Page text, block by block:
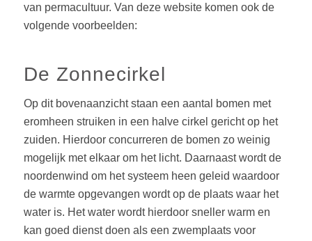
van permacultuur. Van deze website komen ook de
volgende voorbeelden:
De Zonnecirkel
Op dit bovenaanzicht staan een aantal bomen met
eromheen struiken in een halve cirkel gericht op het
zuiden. Hierdoor concurreren de bomen zo weinig
mogelijk met elkaar om het licht. Daarnaast wordt de
noordenwind om het systeem heen geleid waardoor
de warmte opgevangen wordt op de plaats waar het
water is. Het water wordt hierdoor sneller warm en
kan goed dienst doen als een zwemplaats voor